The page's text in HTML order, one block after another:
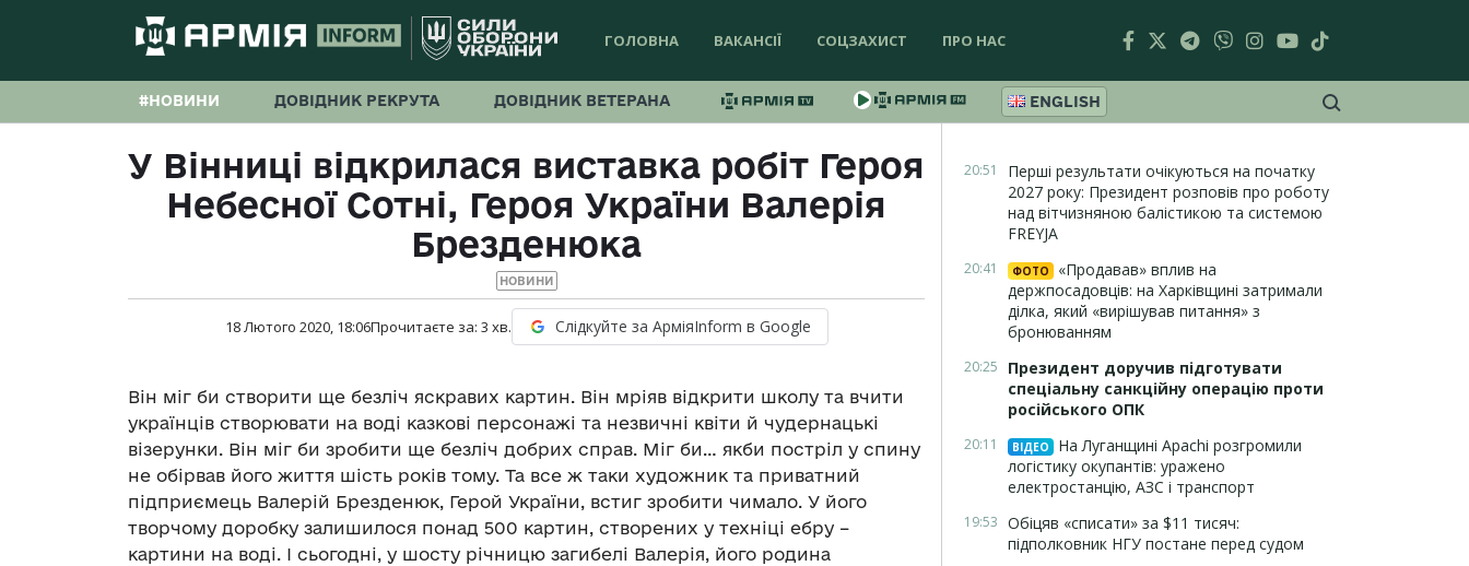
ГОЛОВНА ВАКАНСІЇ СОЦЗАХИСТ ПРО НАС
#НОВИНИ ДОВІДНИК РЕКРУТА ДОВІДНИК ВЕТЕРАНА ENGLISH
У Вінниці відкрилася виставка робіт Героя
Небесної Сотні, Героя України Валерія
Брезденюка
НОВИНИ
18 Лютого 2020, 18:06Прочитаєте за: 3 хв. Слідкуйте за АрміяInform в Google
Він міг би створити ще безліч яскравих картин. Він мріяв відкрити школу та вчити
українців створювати на воді казкові персонажі та незвичні квіти й чудернацькі
візерунки. Він міг би зробити ще безліч добрих справ. Міг би… якби постріл у спину
не обірвав його життя шість років тому. Та все ж таки художник та приватний
підприємець Валерій Брезденюк, Герой України, встиг зробити чимало. У його
творчому доробку залишилося понад 500 картин, створених у техніці ебру –
картини на воді. І сьогодні, у шосту річницю загибелі Валерія, його родина
20:51
Перші результати очікуються на початку
2027 року: Президент розповів про роботу
над вітчизняною балістикою та системою
FREYJA
20:41 ФОТО
«Продавав» вплив на
держпосадовців: на Харківщині затримали
ділка, який «вирішував питання» з
бронюванням
20:25
Президент доручив підготувати
спеціальну санкційну операцію проти
російського ОПК
20:11 ВІДЕО
На Луганщині Apachi розгромили
логістику окупантів: уражено
електростанцію, АЗС і транспорт
19:53 Обіцяв «списати» за $11 тисяч:
підполковник НГУ постане перед судом